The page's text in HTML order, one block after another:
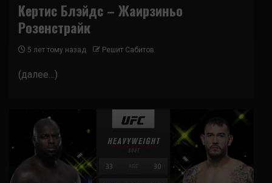
Кертис Блэйдс – Жаирзиньо
Розенстрайк
5 лет тому назад Решит Сабитов
(далее…)